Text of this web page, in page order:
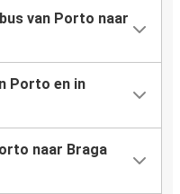
van Porto naar
Porto en in
naar Braga